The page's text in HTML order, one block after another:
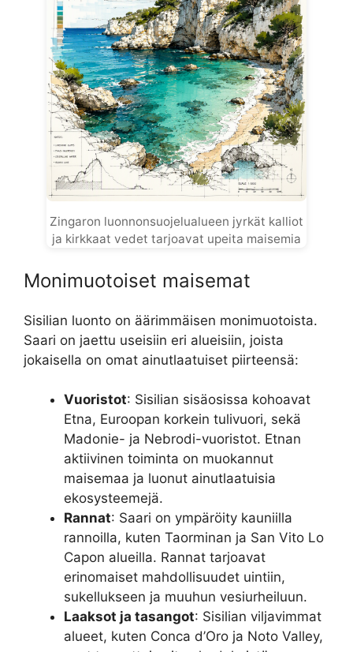
Zingaron luonnonsuojelualueen jyrkät kalliot
ja kirkkaat vedet tarjoavat upeita maisemia
Monimuotoiset maisemat
Sisilian luonto on äärimmäisen monimuotoista.
Saari on jaettu useisiin eri alueisiin, joista
jokaisella on omat ainutlaatuiset piirteensä:
Vuoristot: Sisilian sisäosissa kohoavat
Etna, Euroopan korkein tulivuori, sekä
Madonie- ja Nebrodi-vuoristot. Etnan
aktiivinen toiminta on muokannut
maisemaa ja luonut ainutlaatuisia
ekosysteemejä.
Rannat: Saari on ympäröity kauniilla
rannoilla, kuten Taorminan ja San Vito Lo
Capon alueilla. Rannat tarjoavat
erinomaiset mahdollisuudet uintiin,
sukellukseen ja muuhun vesiurheiluun.
Laaksot ja tasangot: Sisilian viljavimmat
alueet, kuten Conca d’Oro ja Noto Valley,